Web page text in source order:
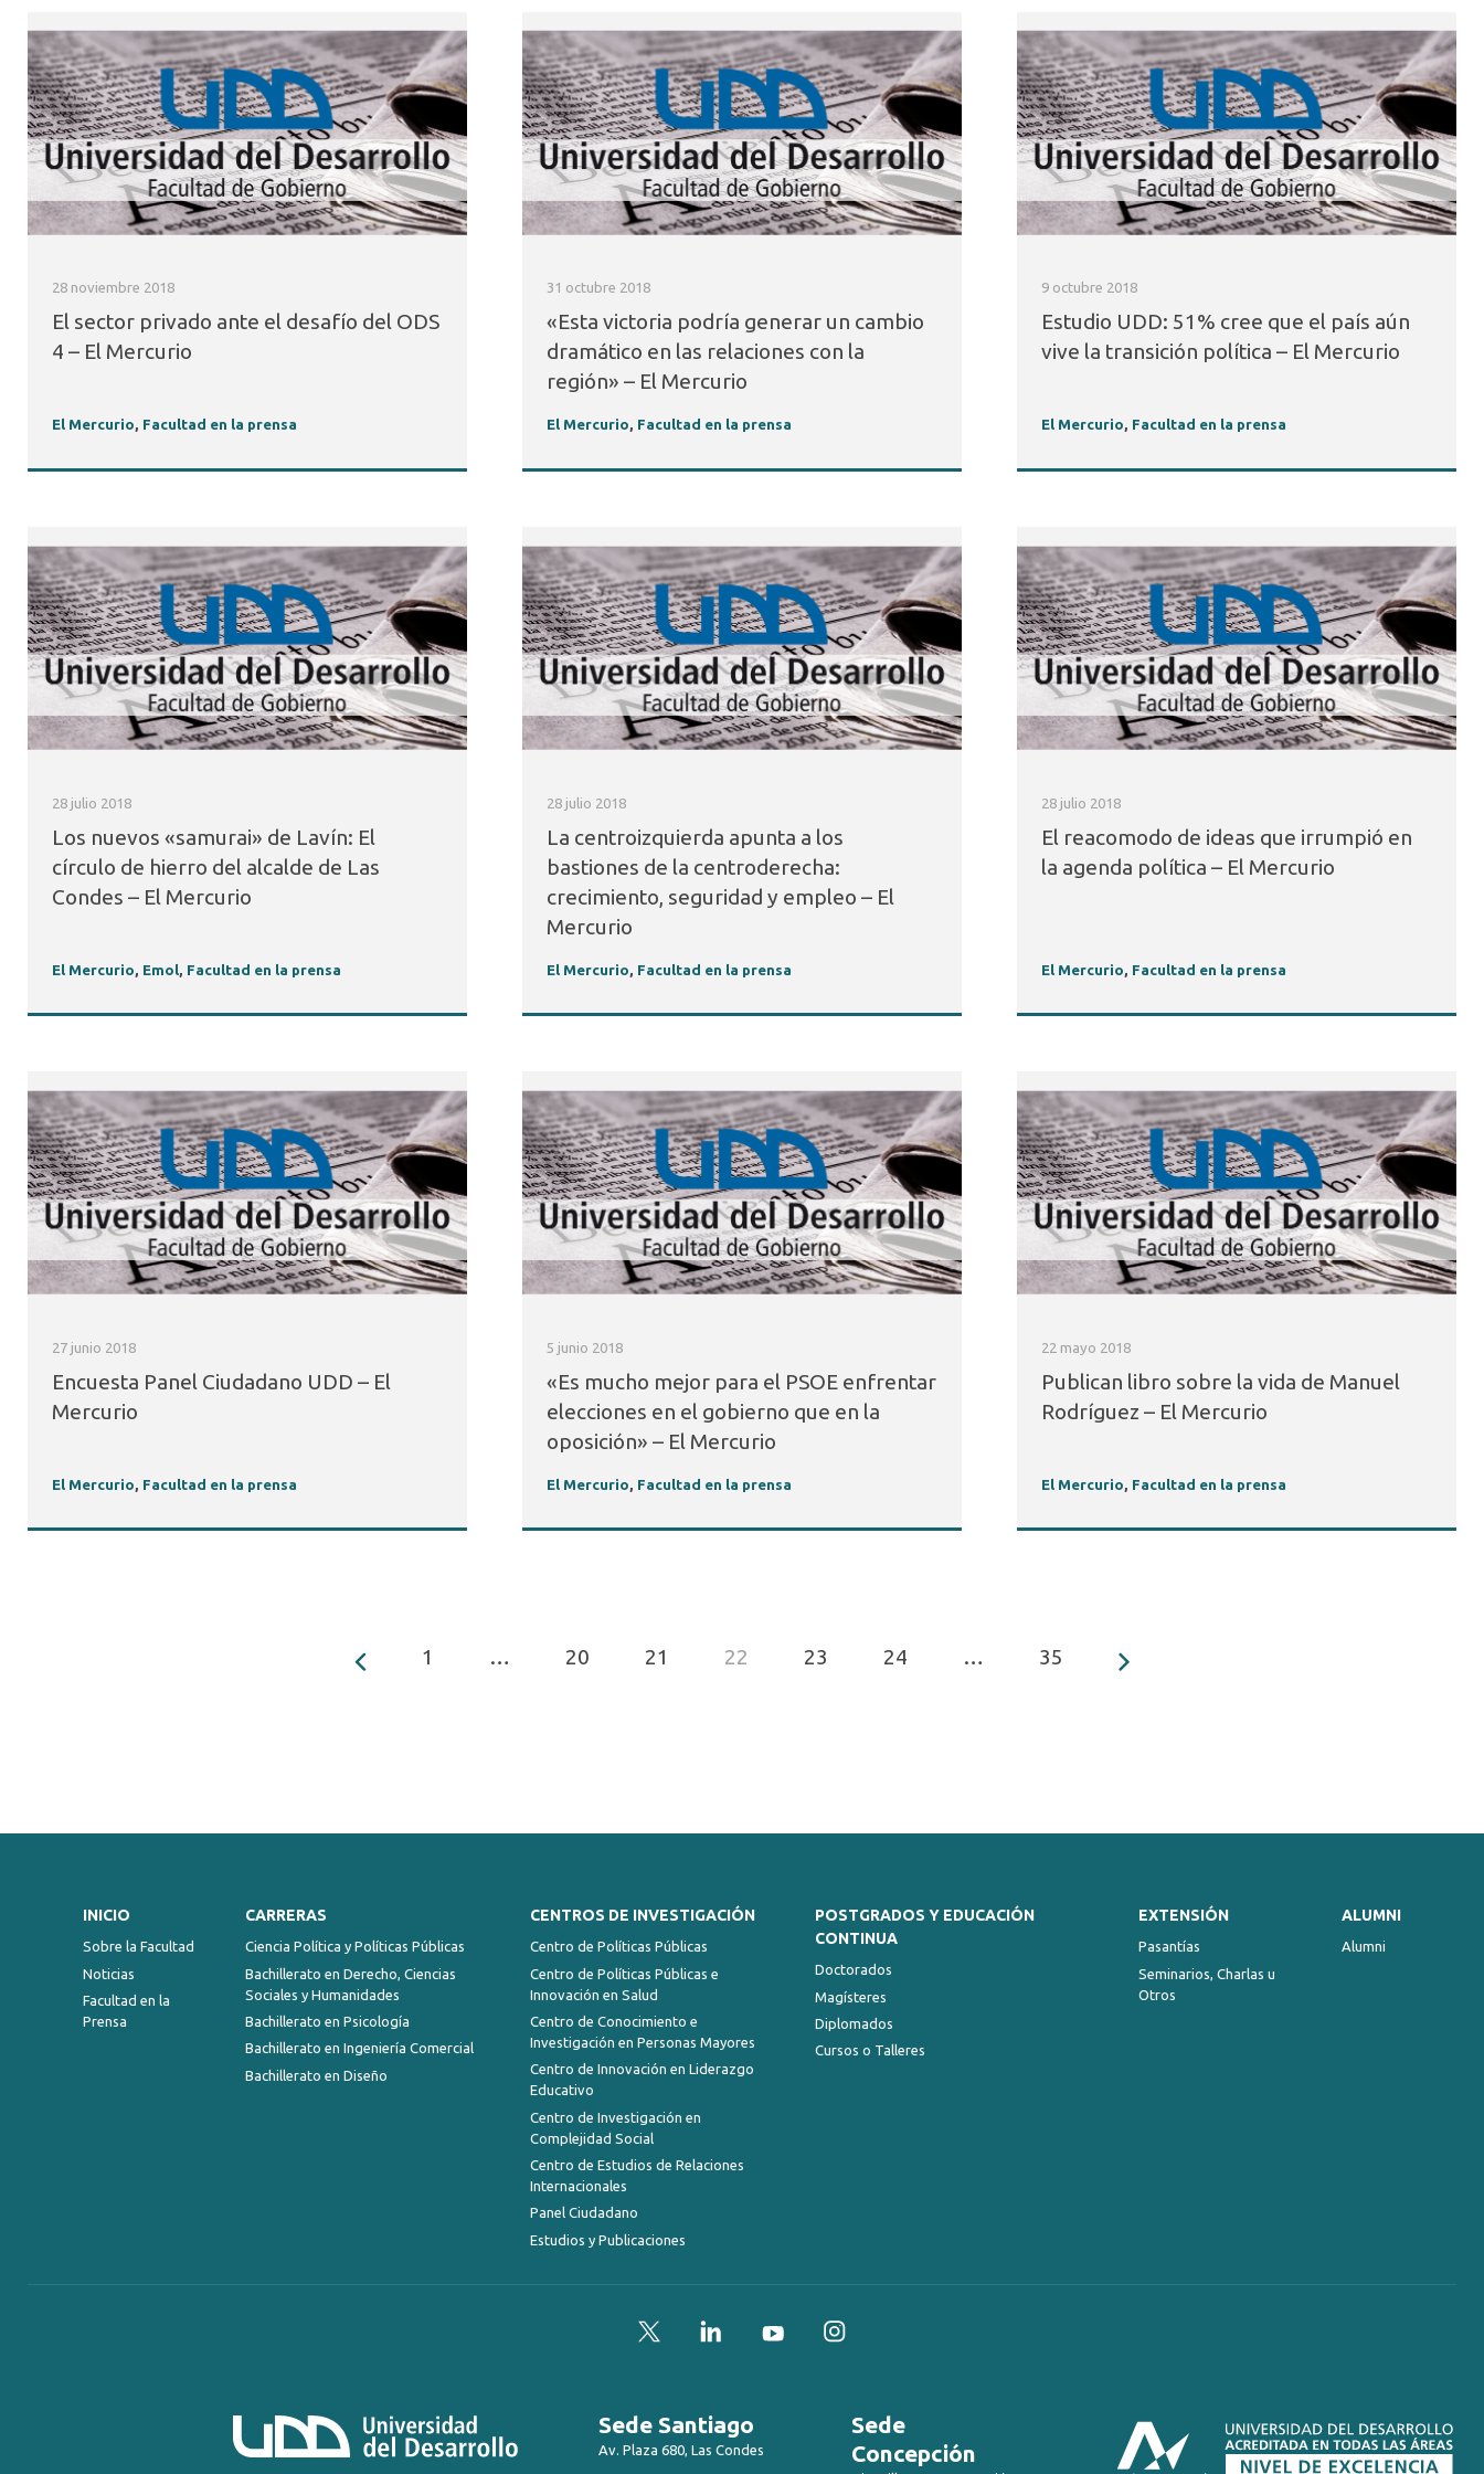
28 noviembre 2018
El sector privado ante el desafío del ODS
4 – El Mercurio
El Mercurio, Facultad en la prensa
31 octubre 2018
«Esta victoria podría generar un cambio
dramático en las relaciones con la
región» – El Mercurio
El Mercurio, Facultad en la prensa
9 octubre 2018
Estudio UDD: 51% cree que el país aún
vive la transición política – El Mercurio
El Mercurio, Facultad en la prensa
28 julio 2018
Los nuevos «samurai» de Lavín: El
círculo de hierro del alcalde de Las
Condes – El Mercurio
El Mercurio, Emol, Facultad en la prensa
28 julio 2018
La centroizquierda apunta a los
bastiones de la centroderecha:
crecimiento, seguridad y empleo – El
Mercurio
El Mercurio, Facultad en la prensa
28 julio 2018
El reacomodo de ideas que irrumpió en
la agenda política – El Mercurio
El Mercurio, Facultad en la prensa
27 junio 2018
Encuesta Panel Ciudadano UDD – El
Mercurio
El Mercurio, Facultad en la prensa
5 junio 2018
«Es mucho mejor para el PSOE enfrentar
elecciones en el gobierno que en la
oposición» – El Mercurio
El Mercurio, Facultad en la prensa
22 mayo 2018
Publican libro sobre la vida de Manuel
Rodríguez – El Mercurio
El Mercurio, Facultad en la prensa
1 … 20 21 22 23 24 … 35
INICIO
Sobre la Facultad
Noticias
Facultad en la
Prensa
CARRERAS
Ciencia Política y Políticas Públicas
Bachillerato en Derecho, Ciencias
Sociales y Humanidades
Bachillerato en Psicología
Bachillerato en Ingeniería Comercial
Bachillerato en Diseño
CENTROS DE INVESTIGACIÓN
Centro de Políticas Públicas
Centro de Políticas Públicas e
Innovación en Salud
Centro de Conocimiento e
Investigación en Personas Mayores
Centro de Innovación en Liderazgo
Educativo
Centro de Investigación en
Complejidad Social
Centro de Estudios de Relaciones
Internacionales
Panel Ciudadano
Estudios y Publicaciones
POSTGRADOS Y EDUCACIÓN
CONTINUA
Doctorados
Magísteres
Diplomados
Cursos o Talleres
EXTENSIÓN
Pasantías
Seminarios, Charlas u
Otros
ALUMNI
Alumni
Twitter LinkedInYouTubeInstagram
Sede Santiago
Av. Plaza 680, Las Condes
Sede
Concepción